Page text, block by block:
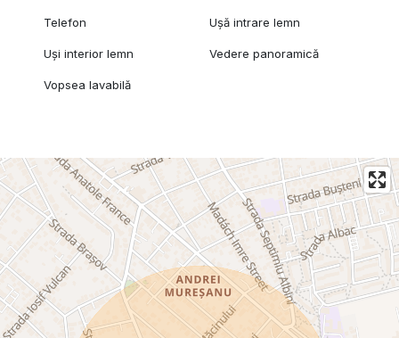
Telefon Ușă intrare lemn
Uși interior lemn Vedere panoramică
Vopsea lavabilă